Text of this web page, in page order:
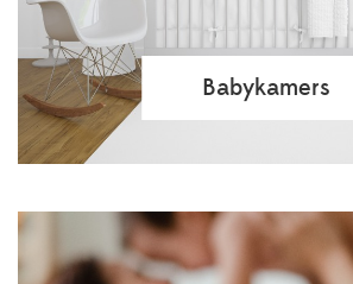
Babykamers